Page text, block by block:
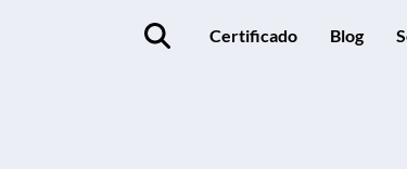
Certificado Blog